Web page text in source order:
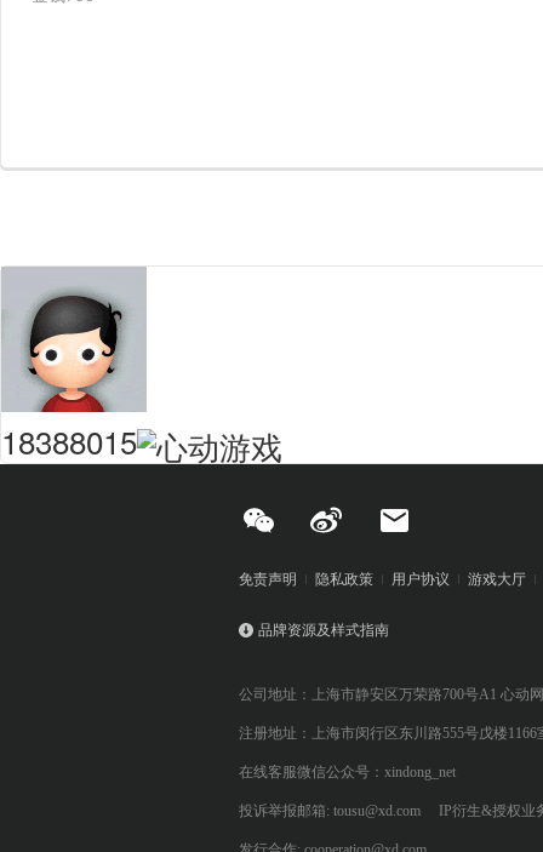
18388015
免责声明 隐私政策 用户协议 游戏大厅
品牌资源及样式指南
公司地址：上海市静安区万荣路700号A1 心动
注册地址：上海市闵行区东川路555号戊楼1166
在线客服微信公众号：xindong_net
投诉举报邮箱: tousu@xd.com IP衍生&授权业